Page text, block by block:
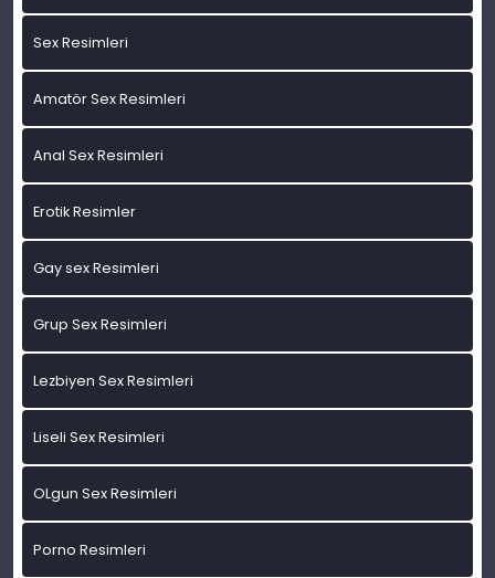
Sex Resimleri
Amatör Sex Resimleri
Anal Sex Resimleri
Erotik Resimler
Gay sex Resimleri
Grup Sex Resimleri
Lezbiyen Sex Resimleri
Liseli Sex Resimleri
OLgun Sex Resimleri
Porno Resimleri